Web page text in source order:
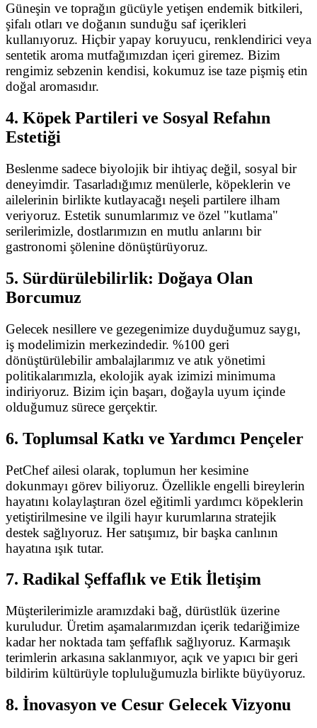
Güneşin ve toprağın gücüyle yetişen endemik bitkileri,
şifalı otları ve doğanın sunduğu saf içerikleri
kullanıyoruz. Hiçbir yapay koruyucu, renklendirici veya
sentetik aroma mutfağımızdan içeri giremez. Bizim
rengimiz sebzenin kendisi, kokumuz ise taze pişmiş etin
doğal aromasıdır.
4. Köpek Partileri ve Sosyal Refahın
Estetiği
Beslenme sadece biyolojik bir ihtiyaç değil, sosyal bir
deneyimdir. Tasarladığımız menülerle, köpeklerin ve
ailelerinin birlikte kutlayacağı neşeli partilere ilham
veriyoruz. Estetik sunumlarımız ve özel "kutlama"
serilerimizle, dostlarımızın en mutlu anlarını bir
gastronomi şölenine dönüştürüyoruz.
5. Sürdürülebilirlik: Doğaya Olan
Borcumuz
Gelecek nesillere ve gezegenimize duyduğumuz saygı,
iş modelimizin merkezindedir. %100 geri
dönüştürülebilir ambalajlarımız ve atık yönetimi
politikalarımızla, ekolojik ayak izimizi minimuma
indiriyoruz. Bizim için başarı, doğayla uyum içinde
olduğumuz sürece gerçektir.
6. Toplumsal Katkı ve Yardımcı Pençeler
PetChef ailesi olarak, toplumun her kesimine
dokunmayı görev biliyoruz. Özellikle engelli bireylerin
hayatını kolaylaştıran özel eğitimli yardımcı köpeklerin
yetiştirilmesine ve ilgili hayır kurumlarına stratejik
destek sağlıyoruz. Her satışımız, bir başka canlının
hayatına ışık tutar.
7. Radikal Şeffaflık ve Etik İletişim
Müşterilerimizle aramızdaki bağ, dürüstlük üzerine
kuruludur. Üretim aşamalarımızdan içerik tedariğimize
kadar her noktada tam şeffaflık sağlıyoruz. Karmaşık
terimlerin arkasına saklanmıyor, açık ve yapıcı bir geri
bildirim kültürüyle topluluğumuzla birlikte büyüyoruz.
8. İnovasyon ve Cesur Gelecek Vizyonu